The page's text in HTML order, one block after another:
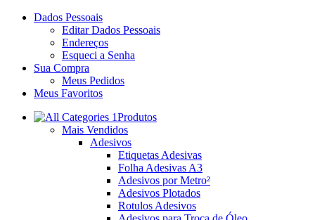
Dados Pessoais
Editar Dados Pessoais
Endereços
Esqueci a Senha
Sua Compra
Meus Pedidos
Meus Favoritos
Produtos
Mais Vendidos
Adesivos
Etiquetas Adesivas
Folha Adesivas A3
Adesivos por Metro²
Adesivos Plotados
Rotulos Adesivos